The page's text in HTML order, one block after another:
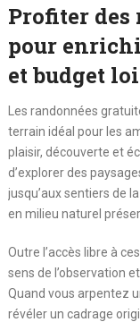
Profiter des
pour
et budget
Les randonnées
terrain idéal pour les
plaisir, découverte et
d’explorer des
jusqu’aux sentiers de
en milieu naturel
Outre l’accès libre à
sens de l’observation
Quand vous arpentez
révéler un cadrage